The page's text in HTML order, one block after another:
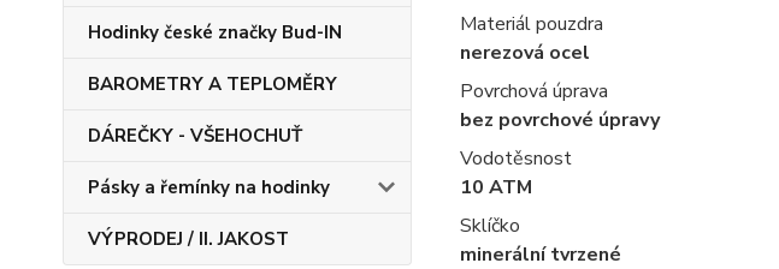
Hodinky české značky Bud-IN
BAROMETRY A TEPLOMĚRY
DÁREČKY - VŠEHOCHUŤ
Pásky a řemínky na hodinky
VÝPRODEJ / II. JAKOST
Materiál pouzdra
nerezová ocel
Povrchová úprava
bez povrchové úpravy
Vodotěsnost
10 ATM
Sklíčko
minerální tvrzené